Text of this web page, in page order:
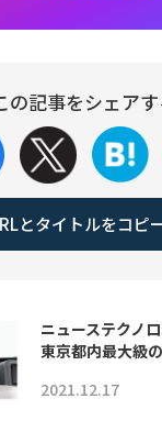
の記事をシェアす
とタイトルをコピ
ニューステクノロ
東京都内最大級
2021.12.17